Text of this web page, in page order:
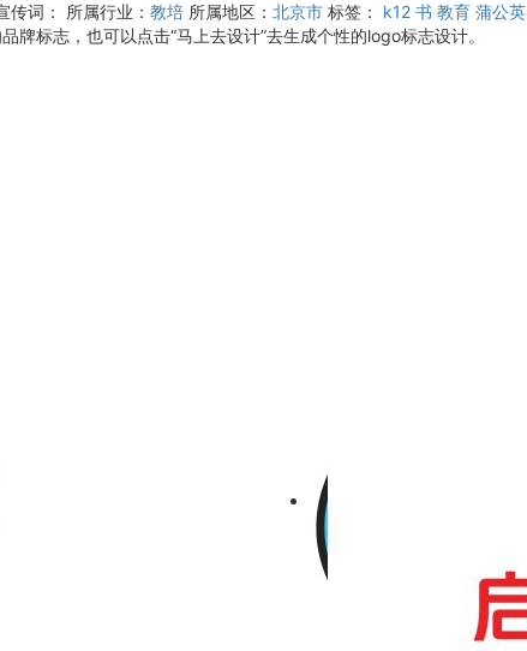
传词： 所属行业： 教培 所属地区： 北京市 标签： k12 书 教育 蒲公英
标志，也可以点击“马上去设计”去生成个性的logo标志设计。